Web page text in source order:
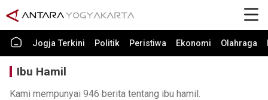
Jogja Terkini Politik Peristiwa Ekonomi Olahraga
Ibu Hamil
Kami mempunyai 946 berita tentang ibu hamil.